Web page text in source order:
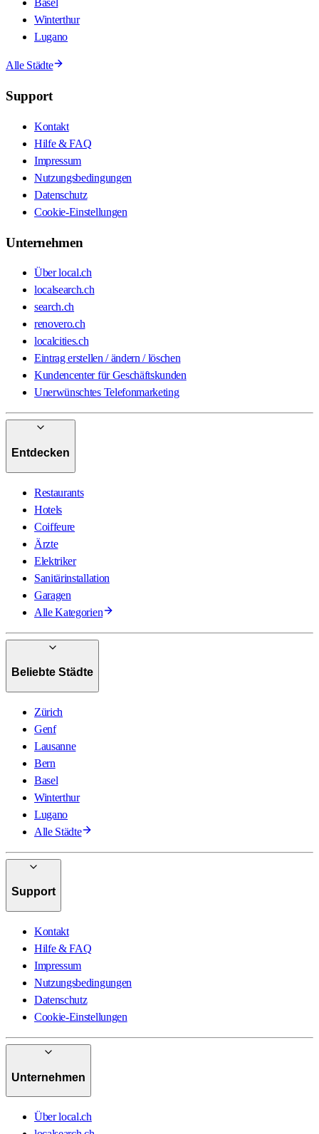
Basel
Winterthur
Lugano
Alle Städte
Support
Kontakt
Hilfe & FAQ
Impressum
Nutzungsbedingungen
Datenschutz
Cookie-Einstellungen
Unternehmen
Über local.ch
localsearch.ch
search.ch
renovero.ch
localcities.ch
Eintrag erstellen / ändern / löschen
Kundencenter für Geschäftskunden
Unerwünschtes Telefonmarketing
Entdecken
Restaurants
Hotels
Coiffeure
Ärzte
Elektriker
Sanitärinstallation
Garagen
Alle Kategorien
Beliebte Städte
Zürich
Genf
Lausanne
Bern
Basel
Winterthur
Lugano
Alle Städte
Support
Kontakt
Hilfe & FAQ
Impressum
Nutzungsbedingungen
Datenschutz
Cookie-Einstellungen
Unternehmen
Über local.ch